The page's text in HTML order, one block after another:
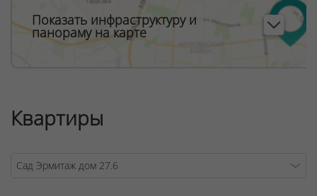
Показать инфраструктуру и
панораму на карте
Квартиры